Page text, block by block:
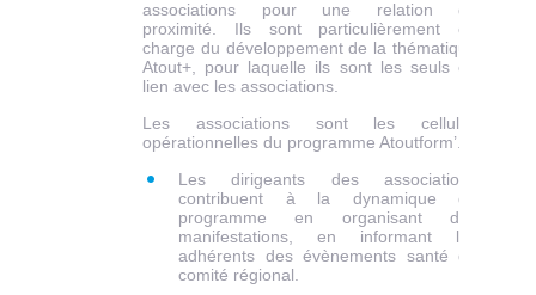
associations pour une relation de
proximité. Ils sont particulièrement en
charge du développement de la thématique
Atout+, pour laquelle ils sont les seuls en
lien avec les associations.
Les associations sont les cellules
opérationnelles du programme Atoutform’.
Les dirigeants des associations
contribuent à la dynamique du
programme en organisant des
manifestations, en informant les
adhérents des évènements santé du
comité régional.